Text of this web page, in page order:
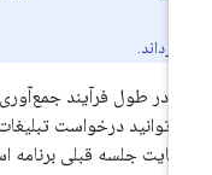
در طول فرآیند جمع‌آوری
جلسه قبلی برنامه